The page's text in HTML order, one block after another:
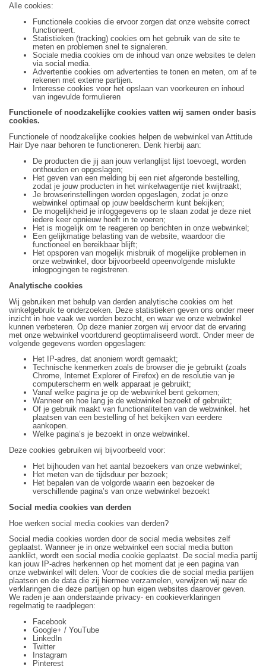
Alle cookies:
Functionele cookies die ervoor zorgen dat onze website correct
functioneert.
Statistieken (tracking) cookies om het gebruik van de site te
meten en problemen snel te signaleren.
Sociale media cookies om de inhoud van onze websites te delen
via social media.
Advertentie cookies om advertenties te tonen en meten, om af te
rekenen met externe partijen.
Interesse cookies voor het opslaan van voorkeuren en inhoud
van ingevulde formulieren
Functionele of noodzakelijke cookies vatten wij samen onder basis
cookies.
Functionele of noodzakelijke cookies helpen de webwinkel van Attitude
Hair Dye naar behoren te functioneren. Denk hierbij aan:
De producten die jij aan jouw verlanglijst lijst toevoegt, worden
onthouden en opgeslagen;
Het geven van een melding bij een niet afgeronde bestelling,
zodat je jouw producten in het winkelwagentje niet kwijtraakt;
Je browserinstellingen worden opgeslagen, zodat je onze
webwinkel optimaal op jouw beeldscherm kunt bekijken;
De mogelijkheid je inloggegevens op te slaan zodat je deze niet
iedere keer opnieuw hoeft in te voeren;
Het is mogelijk om te reageren op berichten in onze webwinkel;
Een gelijkmatige belasting van de website, waardoor die
functioneel en bereikbaar blijft;
Het opsporen van mogelijk misbruik of mogelijke problemen in
onze webwinkel, door bijvoorbeeld opeenvolgende mislukte
inlogpogingen te registreren.
Analytische cookies
Wij gebruiken met behulp van derden analytische cookies om het
winkelgebruik te onderzoeken. Deze statistieken geven ons onder meer
inzicht in hoe vaak we worden bezocht, en waar we onze webwinkel
kunnen verbeteren. Op deze manier zorgen wij ervoor dat de ervaring
met onze webwinkel voortdurend geoptimaliseerd wordt. Onder meer de
volgende gegevens worden opgeslagen:
Het IP-adres, dat anoniem wordt gemaakt;
Technische kenmerken zoals de browser die je gebruikt (zoals
Chrome, Internet Explorer of Firefox) en de resolutie van je
computerscherm en welk apparaat je gebruikt;
Vanaf welke pagina je op de webwinkel bent gekomen;
Wanneer en hoe lang je de webwinkel bezoekt of gebruikt;
Of je gebruik maakt van functionaliteiten van de webwinkel. het
plaatsen van een bestelling of het bekijken van eerdere
aankopen.
Welke pagina’s je bezoekt in onze webwinkel.
Deze cookies gebruiken wij bijvoorbeeld voor:
Het bijhouden van het aantal bezoekers van onze webwinkel;
Het meten van de tijdsduur per bezoek;
Het bepalen van de volgorde waarin een bezoeker de
verschillende pagina’s van onze webwinkel bezoekt
Social media cookies van derden
Hoe werken social media cookies van derden?
Social media cookies worden door de social media websites zelf
geplaatst. Wanneer je in onze webwinkel een social media button
aanklikt, wordt een social media cookie geplaatst. De social media partij
kan jouw IP-adres herkennen op het moment dat je een pagina van
onze webwinkel wilt delen. Voor de cookies die de social media partijen
plaatsen en de data die zij hiermee verzamelen, verwijzen wij naar de
verklaringen die deze partijen op hun eigen websites daarover geven.
We raden je aan onderstaande privacy- en cookieverklaringen
regelmatig te raadplegen:
Facebook
Google+ / YouTube
LinkedIn
Twitter
Instagram
Pinterest